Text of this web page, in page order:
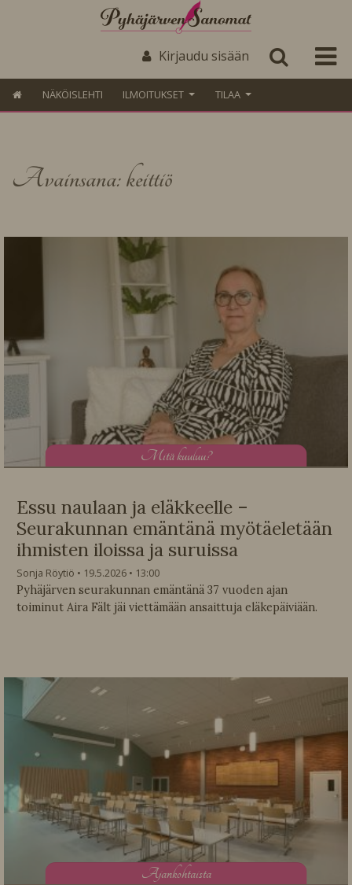
Kirjaudu sisään
NÄKÖISLEHTI ILMOITUKSET TILAA
Avainsana: keittiö
Mitä kuuluu?
Essu naulaan ja eläkkeelle –
Seurakunnan emäntänä myötäeletään
ihmisten iloissa ja suruissa
Sonja Röytiö 19.5.2026
13:00
Pyhäjärven seurakunnan emäntänä 37 vuoden ajan
toiminut Aira Fält jäi viettämään ansaittuja eläkepäiviään.
Ajankohtaista